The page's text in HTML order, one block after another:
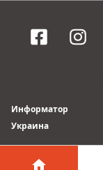
Информатор
Украина